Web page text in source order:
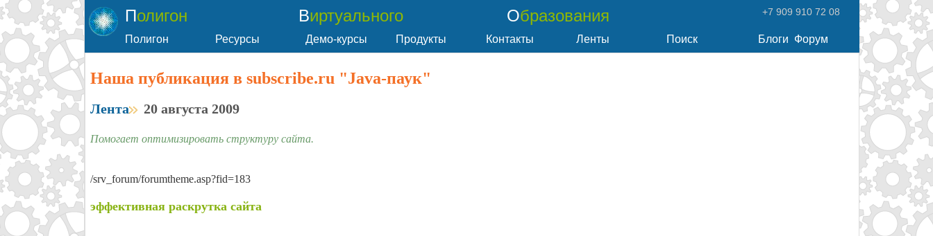
Полигон Виртуального Образования +7 909 910 72 08
Полигон Ресурсы Демо-курсы Продукты Контакты Ленты Поиск Блоги Форум
Наша публикация в subscribe.ru "Java-паук"
Лента 20 августа 2009
Помогает оптимизировать структуру сайта.
/srv_forum/forumtheme.asp?fid=183
эффективная раскрутка сайта